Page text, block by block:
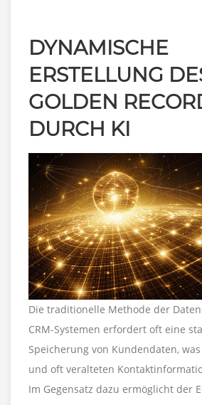
DYNAMISCHE
ERSTELLUNG
GOLDEN
DURCH KI
Die traditionelle Methode der
CRM-Systemen erfordert oft eine
Speicherung von Kundendaten,
und oft veralteten
Im Gegensatz dazu ermöglicht der